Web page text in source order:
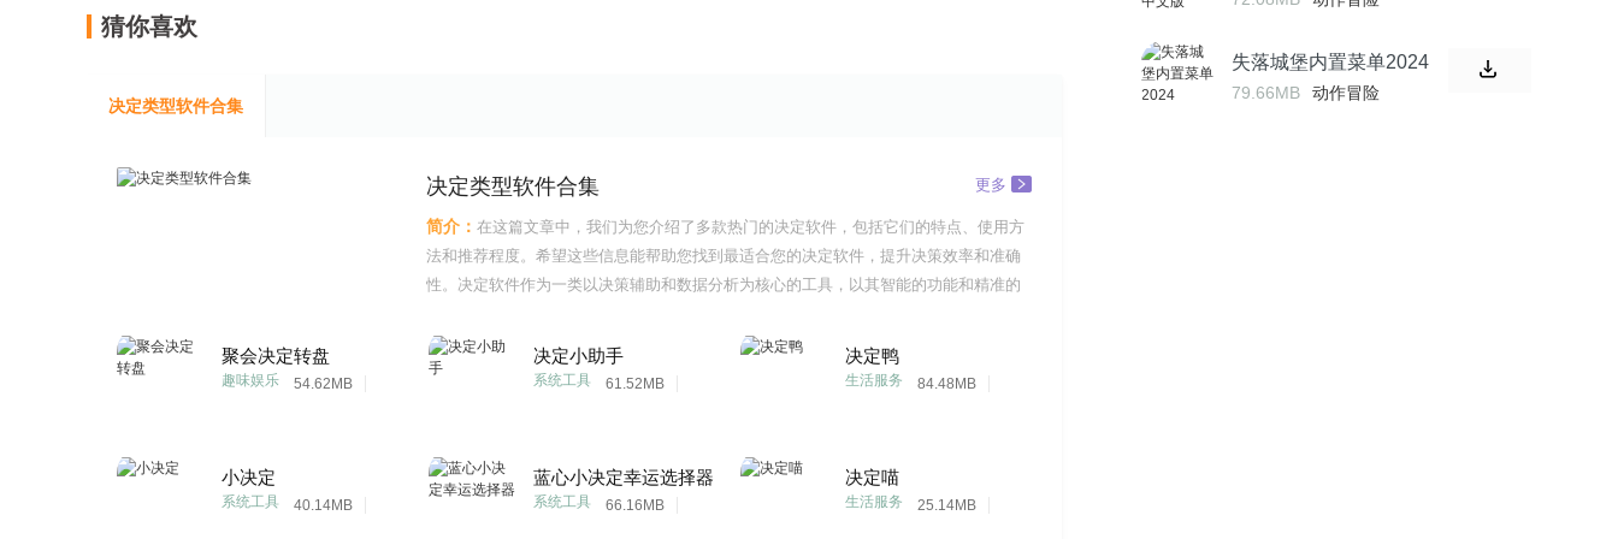
猜你喜欢
决定类型软件合集
决定类型软件合集 更多
简介： 在这篇文章中，我们为您介绍了多款热门的决定软件，包括它们的特点、使用方
法和推荐程度。希望这些信息能帮助您找到最适合您的决定软件，提升决策效率和准确
性。决定软件作为一类以决策辅助和数据分析为核心的工具，以其智能的功能和精准的
这些软件都在不断地满足着用户的需求。当然，市场上的决定软件琳琅满目
聚会决定转盘
54.62MB
趣味娱乐
决定小助手
61.52MB
系统工具
决定鸭
84.48MB
生活服务
小决定
40.14MB
系统工具
蓝心小决定幸运选择器
66.16MB
系统工具
决定喵
25.14MB
生活服务
失落城堡内置菜单2024
79.66MB 动作冒险